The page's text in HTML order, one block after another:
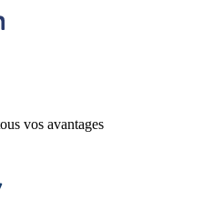
vos avantages